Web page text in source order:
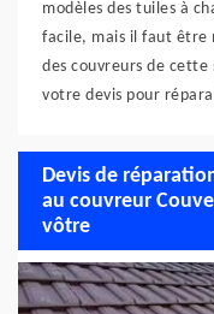
modèles des tuiles à
facile, mais il faut être
des couvreurs de
votre devis pour
Devis de
au couvreur
vôtre